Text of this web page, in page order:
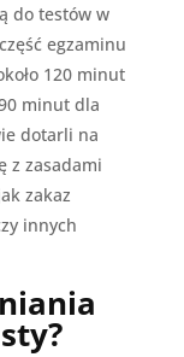
do testów w
egzaminu
120 minut
minut dla
dotarli na
z zasadami
zakaz
innych